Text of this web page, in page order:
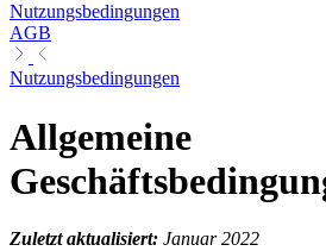
Nutzungsbedingungen
AGB
Nutzungsbedingungen
Allgemeine
Zuletzt aktualisiert: Januar 2022